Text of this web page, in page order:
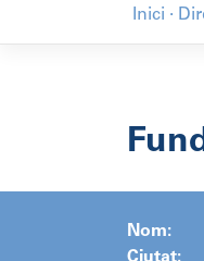
Inici ·
Nom: